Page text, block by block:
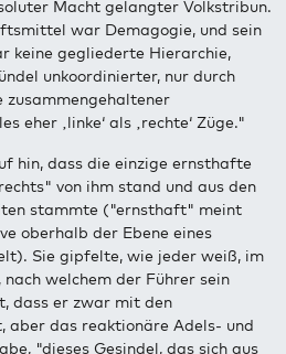
Macht gelangter Volkstribun.
war Demagogie, und sein
keine gegliederte Hierarchie,
unkoordinierter, nur durch
zusammengehaltener
eher ‚linke‘ als ‚rechte‘ Züge."
hin, dass die einzige ernsthafte
von ihm stand und aus den
stammte ("ernsthaft" meint
oberhalb der Ebene eines
Sie gipfelte, wie jeder weiß, im
welchem der Führer sein
dass er zwar mit den
aber das reaktionäre Adels- und
"dieses Gesindel, das sich aus